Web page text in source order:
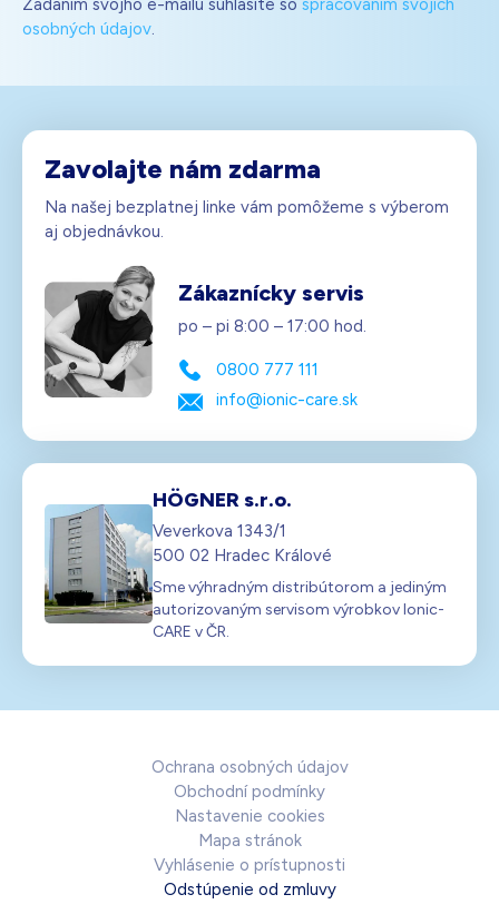
Zadaním svojho e-mailu súhlasíte so spracovaním svojich
osobných údajov.
Zavolajte nám zdarma
Na našej bezplatnej linke vám pomôžeme s výberom
aj objednávkou.
Zákaznícky servis
po – pi 8:00 – 17:00 hod.
0800 777 111
info@ionic-care.sk
HÖGNER s.r.o.
Veverkova 1343/1
500 02 Hradec Králové
Sme výhradným distribútorom a jediným
autorizovaným servisom výrobkov Ionic-
CARE v ČR.
Ochrana osobných údajov
Obchodní podmínky
Nastavenie cookies
Mapa stránok
Vyhlásenie o prístupnosti
Odstúpenie od zmluvy